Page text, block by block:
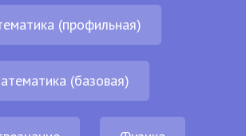
(профильная)
(базовая)